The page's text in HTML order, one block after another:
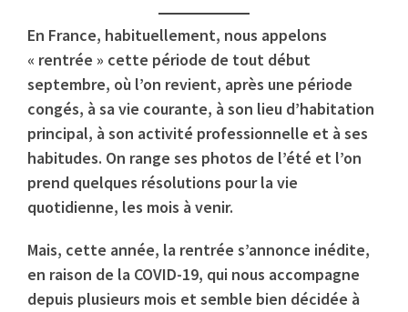
En France, habituellement, nous appelons
« rentrée » cette période de tout début
septembre, où l’on revient, après une période
congés, à sa vie courante, à son lieu d’habitation
principal, à son activité professionnelle et à ses
habitudes. On range ses photos de l’été et l’on
prend quelques résolutions pour la vie
quotidienne, les mois à venir.
Mais, cette année, la rentrée s’annonce inédite,
en raison de la COVID-19, qui nous accompagne
depuis plusieurs mois et semble bien décidée à